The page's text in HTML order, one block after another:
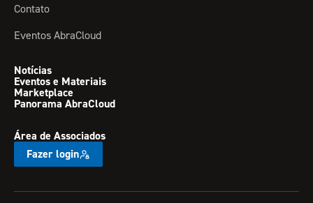
Contato
Eventos AbraCloud
Notícias
Eventos e Materiais
Marketplace
Panorama AbraCloud
Área de Associados
Fazer login